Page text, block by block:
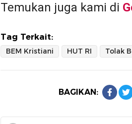
Temukan juga kami di
Tag Terkait:
BEM Kristiani HUT RI
BAGIKAN: